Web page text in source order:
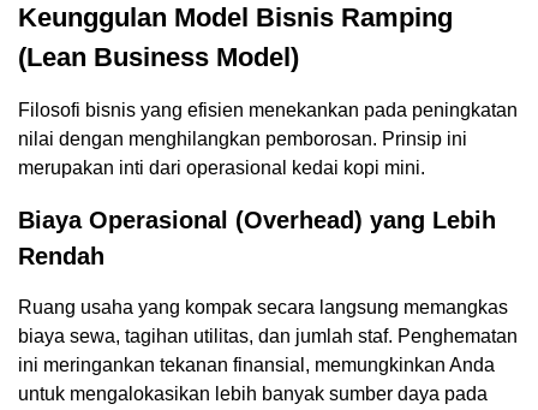
Keunggulan Model Bisnis Ramping
(Lean Business Model)
Filosofi bisnis yang efisien menekankan pada peningkatan
nilai dengan menghilangkan pemborosan. Prinsip ini
merupakan inti dari operasional kedai kopi mini.
Biaya Operasional (Overhead) yang Lebih
Rendah
Ruang usaha yang kompak secara langsung memangkas
biaya sewa, tagihan utilitas, dan jumlah staf. Penghematan
ini meringankan tekanan finansial, memungkinkan Anda
untuk mengalokasikan lebih banyak sumber daya pada